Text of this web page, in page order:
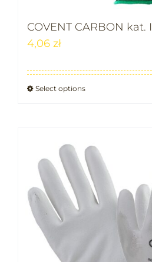
COVENT CARBON kat.
4,06 zł
Select options